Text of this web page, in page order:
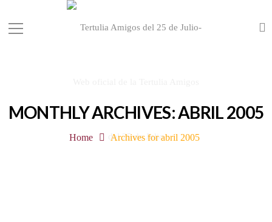
MONTHLY ARCHIVES: ABRIL 2005
Home Archives for abril 2005